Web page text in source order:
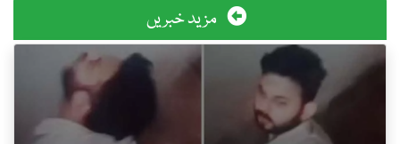
مزید خبریں